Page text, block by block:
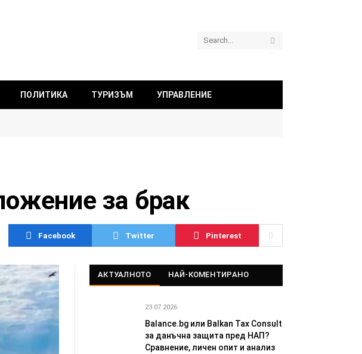
ПОЛИТИКА ТУРИЗЪМ УПРАВЛЕНИЕ
за брак
Facebook Twitter Pinterest
АКТУАЛНОТО НАЙ-КОМЕНТИРАНО
23.07.2026
Balance.bg или Balkan Tax Consult
за данъчна защита пред НАП?
Сравнение, личен опит и анализ